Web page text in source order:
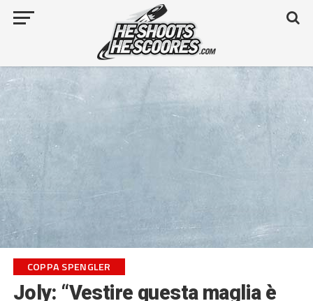
COPPA SPENGLER
Joly: “Vestire questa maglia è